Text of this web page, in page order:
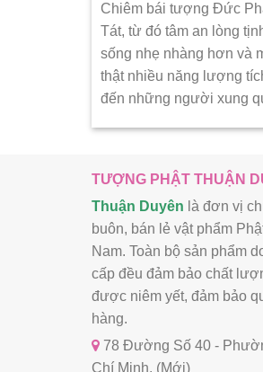
Chiêm bái tượng Đức
Tát, từ đó tâm an lòng
sống nhẹ nhàng hơn và
thật nhiều năng lượng
đến những người xung
TƯỢNG PHẬT THUẬN
Thuận Duyên là đơn vị
buôn, bán lẻ vật phẩm
Nam. Toàn bộ sản phẩm
cấp đều đảm bảo chất
được niêm yết, đảm bảo
hàng.
78 Đường Số 40 -
Chí Minh. (Mới)